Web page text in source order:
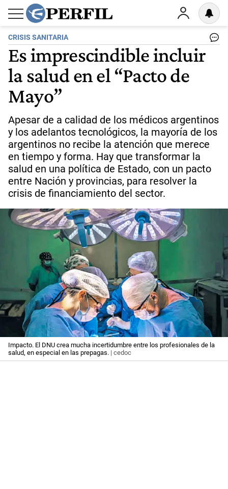
CRISIS SANITARIA
Es imprescindible incluir
la salud en el “Pacto de
Mayo”
Apesar de a calidad de los médicos argentinos
y los adelantos tecnológicos, la mayoría de los
argentinos no recibe la atención que merece
en tiempo y forma. Hay que transformar la
salud en una política de Estado, con un pacto
entre Nación y provincias, para resolver la
crisis de financiamiento del sector.
Impacto. El DNU crea mucha incertidumbre entre los profesionales de la
salud, en especial en las prepagas. | cedoc